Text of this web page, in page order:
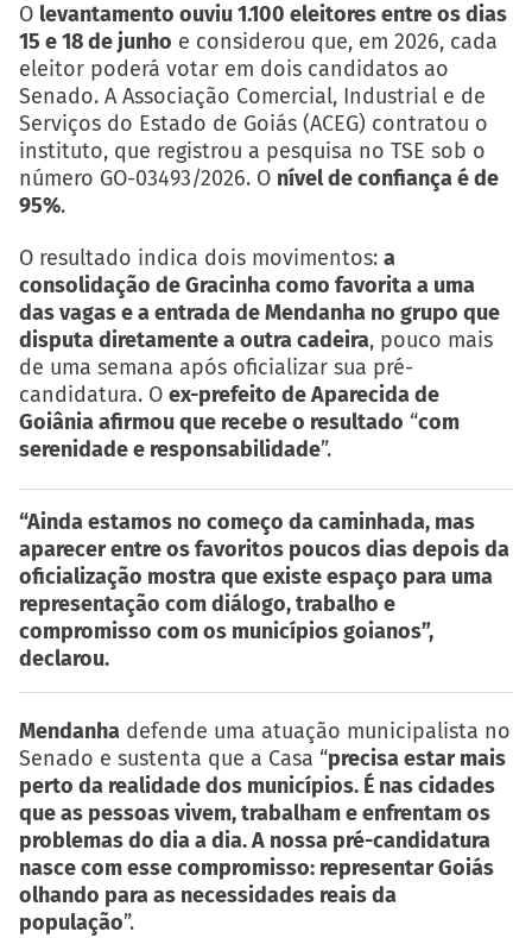
O levantamento ouviu 1.100 eleitores entre os dias
15 e 18 de junho e considerou que, em 2026, cada
eleitor poderá votar em dois candidatos ao
Senado. A Associação Comercial, Industrial e de
Serviços do Estado de Goiás (ACEG) contratou o
instituto, que registrou a pesquisa no TSE sob o
número GO-03493/2026. O nível de confiança é de
95%.
O resultado indica dois movimentos: a
consolidação de Gracinha como favorita a uma
das vagas e a entrada de Mendanha no grupo que
disputa diretamente a outra cadeira, pouco mais
de uma semana após oficializar sua pré-
candidatura. O ex-prefeito de Aparecida de
Goiânia afirmou que recebe o resultado “com
serenidade e responsabilidade”.
“Ainda estamos no começo da caminhada, mas
aparecer entre os favoritos poucos dias depois da
oficialização mostra que existe espaço para uma
representação com diálogo, trabalho e
compromisso com os municípios goianos”,
declarou.
Mendanha defende uma atuação municipalista no
Senado e sustenta que a Casa “precisa estar mais
perto da realidade dos municípios. É nas cidades
que as pessoas vivem, trabalham e enfrentam os
problemas do dia a dia. A nossa pré-candidatura
nasce com esse compromisso: representar Goiás
olhando para as necessidades reais da
população”.